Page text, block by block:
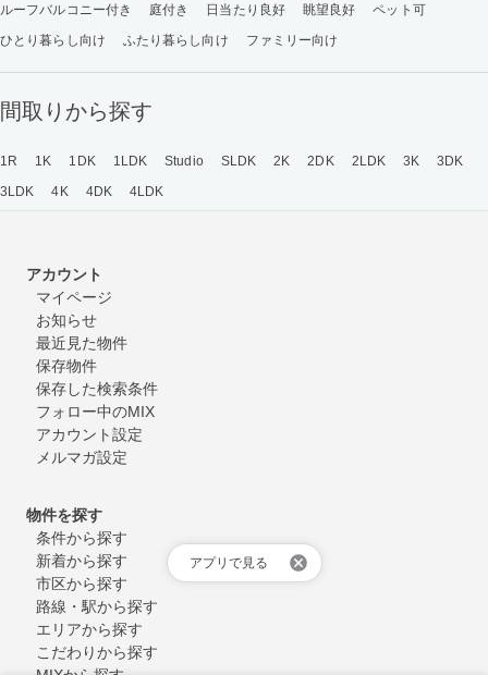
アプリで見る
ルーフバルコニー付き 庭付き 日当たり良好 眺望良好
ペット可
ひとり暮らし向け
ふたり暮らし向け ファミリー向け
間取りから探す
1R 1K 1DK 1LDK Studio SLDK 2K 2DK 2LDK 3K
3DK
3LDK
4K 4DK 4LDK
アカウント
マイページ
お知らせ
最近見た物件
保存物件
保存した検索条件
フォロー中のMIX
アカウント設定
メルマガ設定
物件を探す
条件から探す
新着から探す
市区から探す
路線・駅から探す
エリアから探す
こだわりから探す